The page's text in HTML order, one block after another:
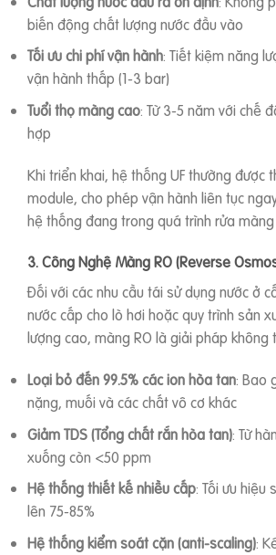
biến động chất lượng nước đầu vào
Tối ưu chi phí vận hành: Tiết kiệm năng
vận hành thấp (1-3 bar)
Tuổi thọ màng cao: Từ 3-5 năm với chế
hợp
Khi triển khai, hệ thống UF thường được
module, cho phép vận hành liên tục
hệ thống đang trong quá trình rửa
3. Công Nghệ Màng RO (Reverse
Đối với các nhu cầu tái sử dụng nước ở
nước cấp cho lò hơi hoặc quy trình sản
lượng cao, màng RO là giải pháp không
Loại bỏ đến 99.5% các ion hòa tan: Bao
nặng, muối và các chất vô cơ khác
Giảm TDS (Tổng chất rắn hòa tan): Từ
xuống còn <50 ppm
Hệ thống thiết kế nhiều cấp: Tối ưu hiệu
lên 75-85%
Hệ thống kiểm soát cặn (anti-scaling):